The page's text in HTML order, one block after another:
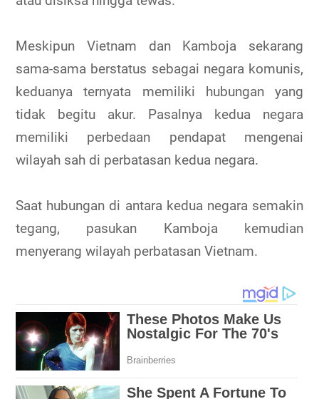
Meskipun Vietnam dan Kamboja sekarang
sama-sama berstatus sebagai negara komunis,
keduanya ternyata memiliki hubungan yang
tidak begitu akur. Pasalnya kedua negara
memiliki perbedaan pendapat mengenai
wilayah sah di perbatasan kedua negara.
Saat hubungan di antara kedua negara semakin
tegang, pasukan Kamboja kemudian
menyerang wilayah perbatasan Vietnam.